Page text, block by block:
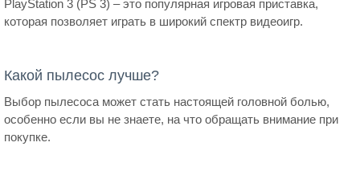
PlayStation 3 (PS 3) – это популярная игровая приставка,
которая позволяет играть в широкий спектр видеоигр.
Какой пылесос лучше?
Выбор пылесоса может стать настоящей головной болью,
особенно если вы не знаете, на что обращать внимание при
покупке.